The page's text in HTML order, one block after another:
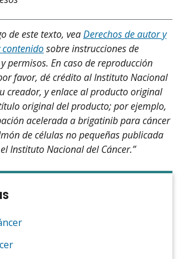
de este texto, veaDerechos de autor y
contenidosobre instrucciones de
permisos. En caso de reproducción
favor, dé crédito al Instituto Nacional
creador, y enlace al producto original
original del producto; por ejemplo,
acelerada a brigatinib para cáncer
de células no pequeñas publicada
Instituto Nacional del Cáncer.”